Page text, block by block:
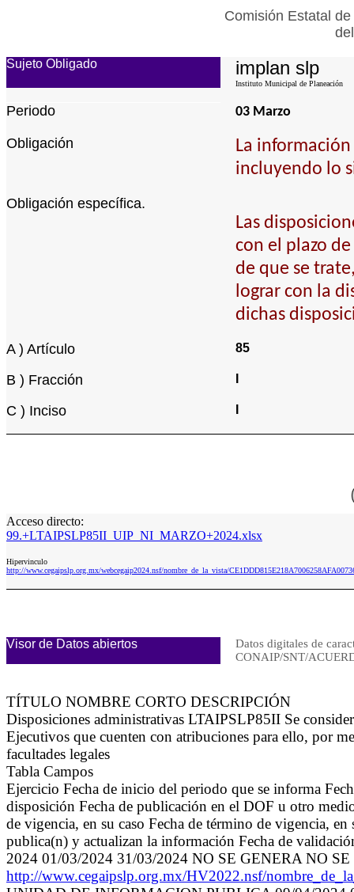
Comisión Estatal
Sujeto Obligado implan slp
Instituto Municipal de Planeación
Periodo 03 Marzo
Obligación
La
incluyendo lo
Obligación específica.
Las
con el plazo
de que se
lograr con la
dichas
A ) Artículo 85
B ) Fracción
C ) Inciso
Acceso directo:
99.+LTAIPSLP85II_UIP_NI_MARZO+2024.xlsx
Hipervinculo
http://www.cegaipslp.org.mx/webcegaip2024.nsf/nombre_de_la_vista/
Visor de Datos abiertos
Datos digitales de
CONAIP/SNT/
TÍTULO NOMBRE CORTO DESCRIPCIÓN
Disposiciones administrativas LTAIPSLP85II Se
Ejecutivos que cuenten con atribuciones para ello, por
facultades legales
Tabla Campos
Ejercicio Fecha de inicio del periodo que se informa
disposición Fecha de publicación en el DOF u otro
de vigencia, en su caso Fecha de término de vigencia,
publica(n) y actualizan la información Fecha de
2024 01/03/2024 31/03/2024 NO SE GENERA NO
http://www.cegaipslp.org.mx/HV2022.nsf/